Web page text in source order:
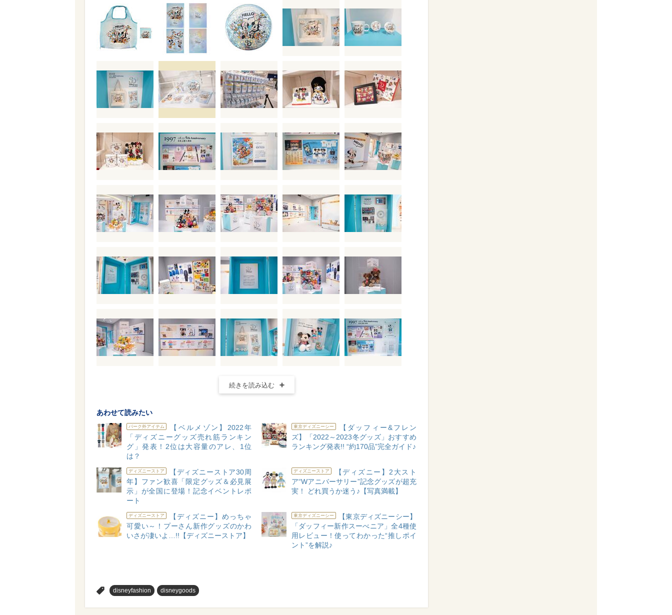
続きを読み込む
あわせて読みたい
パーク外アイテム
【ベルメゾン】2022年
「ディズニーグッズ売れ筋ランキン
グ」発表！2位は大容量のアレ、1位
は？
東京ディズニーシー
【ダッフィー&フレン
ズ】「2022～2023冬グッズ」おすすめ
ランキング発表!! “約170品”完全ガイド♪
ディズニーストア
【ディズニーストア30周
年】ファン歓喜「限定グッズ＆必見展
示」が全国に登場！記念イベントレポ
ート
ディズニーストア
【ディズニー】2大スト
ア“Wアニバーサリー”記念グッズが超充
実！ どれ買うか迷う♪【写真満載】
ディズニーストア
【ディズニー】めっちゃ
可愛い～！プーさん新作グッズのかわ
いさが凄いよ…!!【ディズニーストア】
東京ディズニーシー
【東京ディズニーシー】
「ダッフィー新作スーべニア」全4種使
用レビュー！使ってわかった“推しポイ
ント”を解説♪
disneyfashion disneygoods